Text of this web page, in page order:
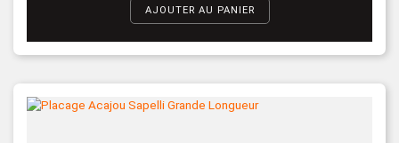
AJOUTER AU PANIER